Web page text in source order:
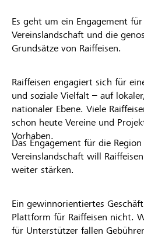
Es geht um ein Engagement
Vereinslandschaft und die
Grundsätze von Raiffeisen.
Raiffeisen engagiert sich für
und soziale Vielfalt – auf
nationaler Ebene. Viele
schon heute Vereine und
Vorhaben.
Das Engagement für die
Vereinslandschaft will
weiter stärken.
Ein gewinnorientiertes
Plattform für Raiffeisen nicht.
für Unterstützer fallen